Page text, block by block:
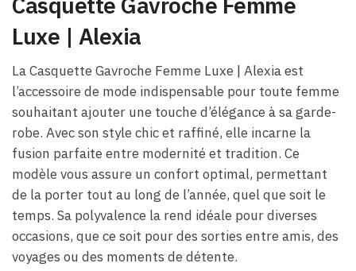
Luxe​ | Alexia
La Casquette Gavroche Femme Luxe​ | Alexia est
l’accessoire de mode indispensable pour toute femme
souhaitant ajouter une touche d’élégance à sa garde-
robe. Avec son style chic et raffiné, elle incarne la
fusion parfaite entre modernité et tradition. Ce
modèle vous assure un confort optimal, permettant
de la porter tout au long de l’année, quel que soit le
temps. Sa polyvalence la rend idéale pour diverses
occasions, que ce soit pour des sorties entre amis, des
voyages ou des moments de détente.